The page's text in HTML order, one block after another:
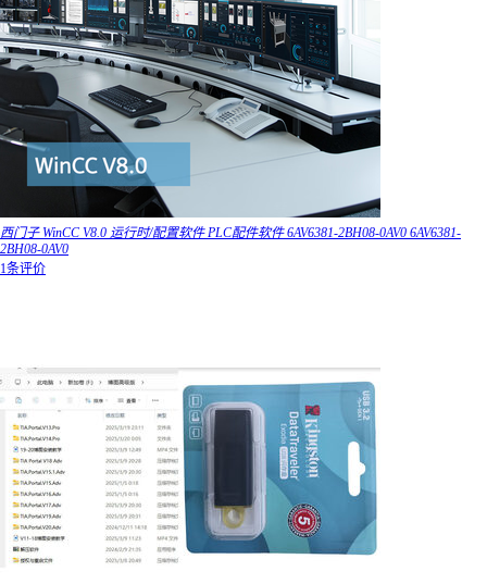
西门子 WinCC V8.0 运行时/配置软件 PLC配件软件 6AV6381-2BH08-0AV0 6AV6381-
2BH08-0AV0
1条评价